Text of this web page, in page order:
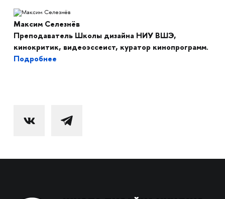
Максим Селезнёв
Преподаватель Школы дизайна НИУ ВШЭ,
кинокритик, видеоэссеист, куратор кинопрограмм.
Подробнее